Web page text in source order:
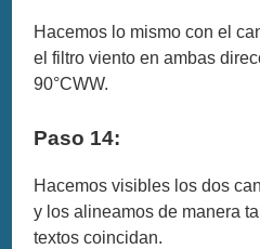
Hacemos lo mismo con el
el filtro viento en ambas
90°CWW.
Paso 14:
Hacemos visibles los dos
y los alineamos de manera
textos coincidan.